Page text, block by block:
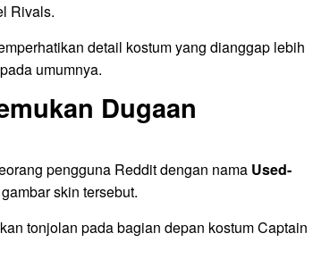
Rivals.
detail kostum yang dianggap lebih
umumnya.
Dugaan
pengguna Reddit dengan nama Used-
skin tersebut.
tonjolan pada bagian depan kostum Captain